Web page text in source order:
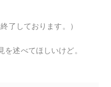
了しております。）
述べてほしいけど。